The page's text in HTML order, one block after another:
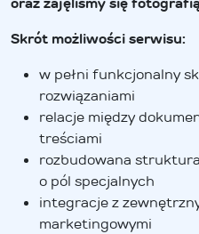
Skrót możliwości serwisu:
w pełni funkcjonalny
rozwiązaniami
relacje między
treściami
rozbudowana
o pól specjalnych
integracje z
marketingowymi